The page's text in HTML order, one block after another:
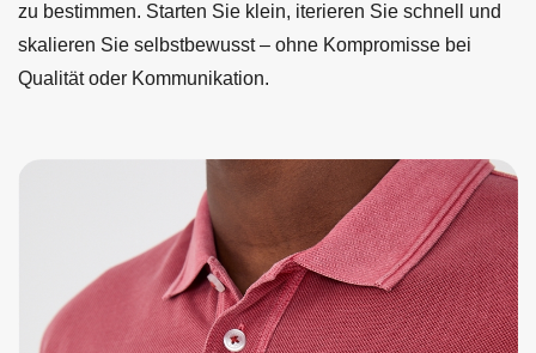
zu bestimmen. Starten Sie klein, iterieren Sie schnell und
skalieren Sie selbstbewusst – ohne Kompromisse bei
Qualität oder Kommunikation.